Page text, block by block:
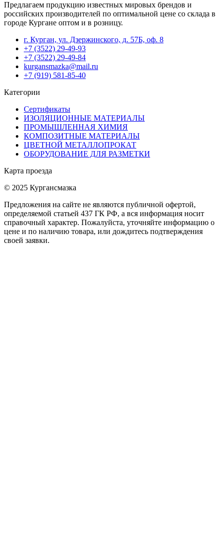
Предлагаем продукцию известных мировых брендов и
российских производителей по оптимальной цене со склада в
городе Кургане оптом и в розницу.
г. Курган, ул. Дзержинского, д. 57Б, оф. 8
+7 (3522) 29-49-93
+7 (3522) 29-49-84
kurgansmazka@mail.ru
+7 (919) 581-85-40
Категории
Сертификаты
ИЗОЛЯЦИОННЫЕ МАТЕРИАЛЫ
ПРОМЫШЛЕННАЯ ХИМИЯ
КОМПОЗИТНЫЕ МАТЕРИАЛЫ
ЦВЕТНОЙ МЕТАЛЛОПРОКАТ
ОБОРУДОВАНИЕ ДЛЯ РАЗМЕТКИ
Карта проезда
© 2025 Кургансмазка
Предложения на сайте не являются публичной офертой,
определяемой статьей 437 ГК РФ, а вся информация носит
справочный характер. Пожалуйста, уточняйте информацию о
цене и по наличию товара, или дождитесь подтверждения
своей заявки.